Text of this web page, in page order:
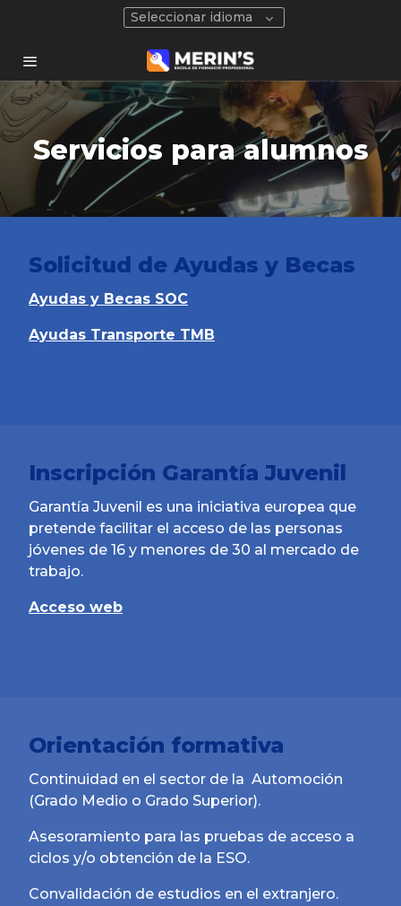
Seleccionar idioma
Servicios para alumnos
Solicitud de Ayudas y Becas
Ayudas y Becas SOC
Ayudas Transporte TMB
Inscripción Garantía Juvenil
Garantía Juvenil es una iniciativa europea que
pretende facilitar el acceso de las personas
jóvenes de 16 y menores de 30 al mercado de
trabajo.
Acceso web
Orientación formativa
Continuidad en el sector de la Automoción
(Grado Medio o Grado Superior).
Asesoramiento para las pruebas de acceso a
ciclos y/o obtención de la ESO.
Convalidación de estudios en el extranjero.